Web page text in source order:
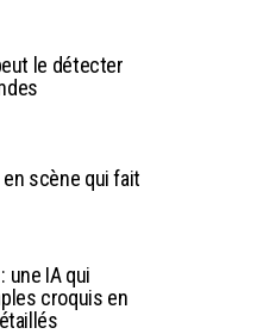
le détecter
en scène qui fait
une IA qui
croquis en